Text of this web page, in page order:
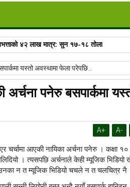
४२ लाख मात्र: सुन १७-१८ तोला
यस्तो अवस्थामा फेला परेपछि…
अर्चना पनेरु बसपार्कमा
A+ A-
आएकी नायिका अर्चना पनेरु । कक्षा
। त्यसपछि अर्चनाले केही म्यूजिक
न त म्यूजिक भिडियो चचले न त चलचित्र नै